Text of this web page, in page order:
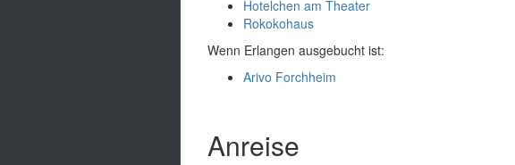
Hotelchen am Theater
Rokokohaus
Wenn Erlangen ausgebucht ist:
Arivo Forchheim
Anreise